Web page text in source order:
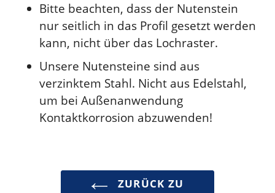
Bitte beachten, dass der Nutenstein
nur seitlich in das Profil gesetzt werden
kann, nicht über das Lochraster.
Unsere Nutensteine sind aus
verzinktem Stahl. Nicht aus Edelstahl,
um bei Außenanwendung
Kontaktkorrosion abzuwenden!
ZURÜCK ZU